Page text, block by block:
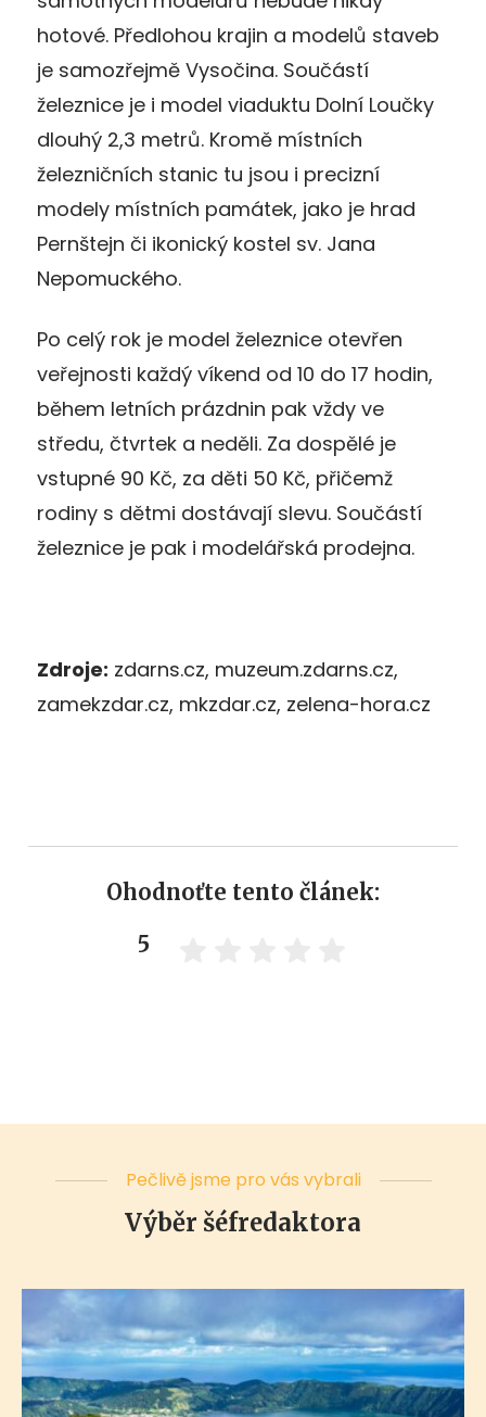
hotové. Předlohou krajin a modelů staveb
je samozřejmě Vysočina. Součástí
železnice je i model viaduktu Dolní Loučky
dlouhý 2,3 metrů. Kromě místních
železničních stanic tu jsou i precizní
modely místních památek, jako je hrad
Pernštejn či ikonický kostel sv. Jana
Nepomuckého.
Po celý rok je model železnice otevřen
veřejnosti každý víkend od 10 do 17 hodin,
během letních prázdnin pak vždy ve
středu, čtvrtek a neděli. Za dospělé je
vstupné 90 Kč, za děti 50 Kč, přičemž
rodiny s dětmi dostávají slevu. Součástí
železnice je pak i modelářská prodejna.
Zdroje: zdarns.cz, muzeum.zdarns.cz,
zamekzdar.cz, mkzdar.cz, zelena-hora.cz
Ohodnoťte tento článek:
5
Pečlivě jsme pro vás vybrali
Výběr šéfredaktora